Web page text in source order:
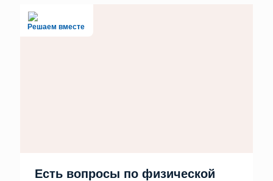
Решаем вместе
Есть вопросы по физической